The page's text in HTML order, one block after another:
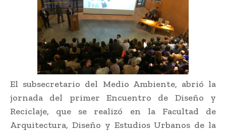
El subsecretario del Medio Ambiente, abrió la
jornada del primer Encuentro de Diseño y
Reciclaje, que se realizó en la Facultad de
Arquitectura, Diseño y Estudios Urbanos de la